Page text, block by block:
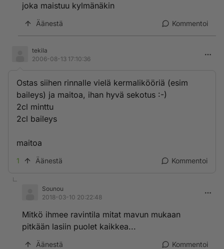
joka maistuu kylmänäkin
Äänestä Kommentoi
tekila
2006-08-13 17:10:36
Ostas siihen rinnalle vielä kermalikööriä (esim
baileys) ja maitoa, ihan hyvä sekotus :-)
2cl minttu
2cl baileys
maitoa
1 Äänestä Kommentoi
Sounou
2018-03-10 20:22:48
Mitkö ihmee ravintila mitat mavun mukaan
pitkään lasiin puolet kaikkea...
Äänestä Kommentoi